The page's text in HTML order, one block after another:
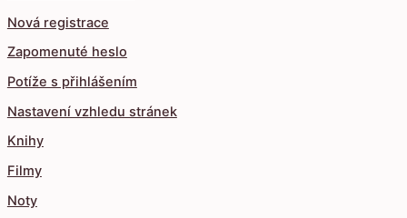
Nová registrace
Zapomenuté heslo
Potíže s přihlášením
Nastavení vzhledu stránek
Knihy
Filmy
Noty